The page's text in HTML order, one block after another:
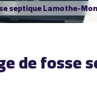
septique Lamothe-
de